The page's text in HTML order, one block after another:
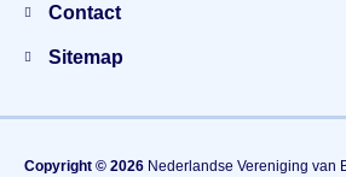
Contact
Sitemap
Copyright © 2026 Nederlandse Vereniging van